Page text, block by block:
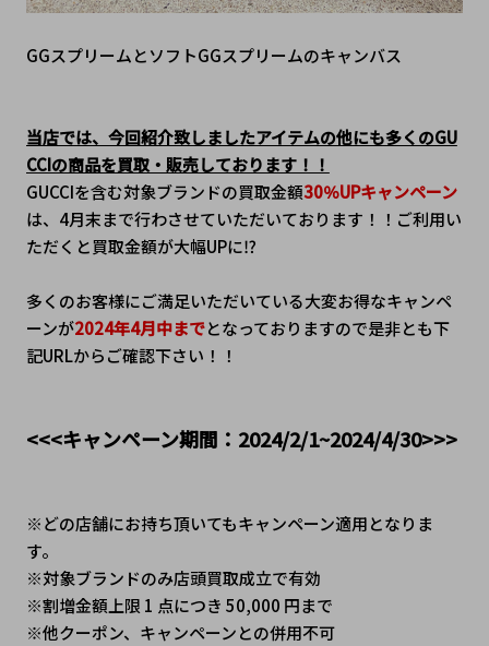
GGスプリームとソフトGGスプリームのキャンバス
当店では、今回紹介致しましたアイテムの他にも多くのGU
CCIの商品を買取・販売しております！！
GUCCIを含む対象ブランドの買取金額30％UPキャンペーン
は、4月末まで行わさせていただいております！！ご利用い
ただくと買取金額が大幅UPに⁉
多くのお客様にご満足いただいている大変お得なキャンペ
ーンが2024年4月中までとなっておりますので是非とも下
記URLからご確認下さい！！
<<<キャンペーン期間：2024/2/1~2024/4/30>>>
※どの店舗にお持ち頂いてもキャンペーン適用となりま
す。
※対象ブランドのみ店頭買取成立で有効
※割増金額上限 1 点につき 50,000 円まで
※他クーポン、キャンペーンとの併用不可